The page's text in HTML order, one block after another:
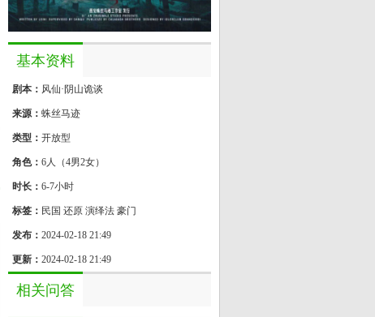
基本资料
剧本： 风仙·阴山诡谈
来源： 蛛丝马迹
类型： 开放型
角色： 6人（4男2女）
时长： 6-7小时
标签： 民国 还原 演绎法 豪门
发布： 2024-02-18 21:49
更新： 2024-02-18 21:49
相关问答